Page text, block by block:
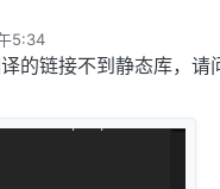
5:34
的链接不到静态库，请